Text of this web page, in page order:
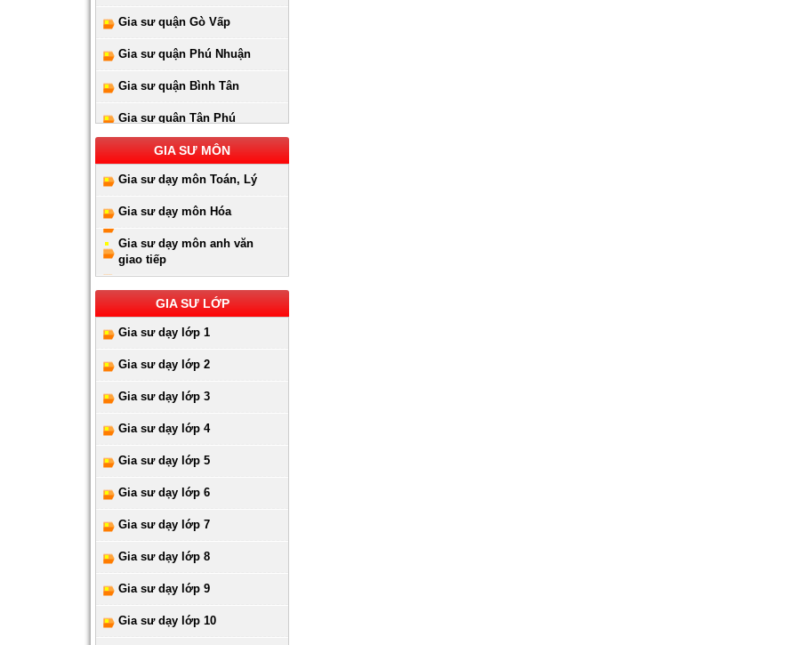
Gia sư quận Gò Vấp
Gia sư quận Phú Nhuận
Gia sư quận Bình Tân
Gia sư quận Tân Phú
Gia sư huyện Hóc Môn
Gia sư huyện Cần Giờ
Gia sư huyên Bình Chánh
Gia sư huyện Nhà Bè
Gia sư huyện Củ Chi
GIA SƯ MÔN
Gia sư dạy môn Toán, Lý
Gia sư dạy môn Hóa
Gia sư dạy môn anh văn
giao tiếp
GIA SƯ LỚP
Gia sư dạy lớp 1
Gia sư dạy lớp 2
Gia sư dạy lớp 3
Gia sư dạy lớp 4
Gia sư dạy lớp 5
Gia sư dạy lớp 6
Gia sư dạy lớp 7
Gia sư dạy lớp 8
Gia sư dạy lớp 9
Gia sư dạy lớp 10